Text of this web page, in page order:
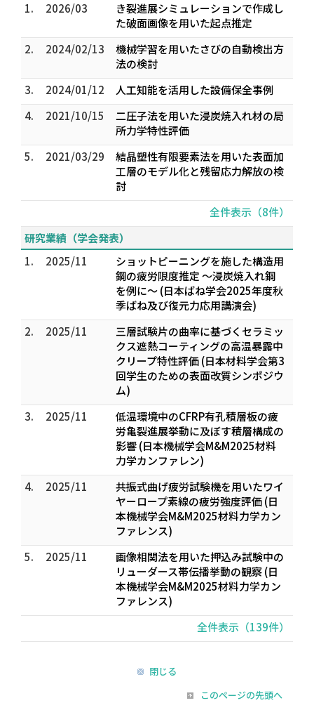
1.
2026/03
き裂進展シミュレーションで作成し
た破面画像を用いた起点推定
2.
2024/02/13
機械学習を用いたさびの自動検出方
法の検討
3.
2024/01/12
人工知能を活用した設備保全事例
4.
2021/10/15
二圧子法を用いた浸炭焼入れ材の局
所力学特性評価
5.
2021/03/29
結晶塑性有限要素法を用いた表面加
工層のモデル化と残留応力解放の検
討
全件表示（8件）
研究業績（学会発表）
1.
2025/11
ショットピーニングを施した構造用
鋼の疲労限度推定 ～浸炭焼入れ鋼
を例に～ (日本ばね学会2025年度秋
季ばね及び復元力応用講演会)
2.
2025/11
三層試験片の曲率に基づくセラミッ
クス遮熱コーティングの高温暴露中
クリープ特性評価 (日本材料学会第3
回学生のための表面改質シンポジウ
ム)
3.
2025/11
低温環境中のCFRP有孔積層板の疲
労亀裂進展挙動に及ぼす積層構成の
影響 (日本機械学会M&M2025材料
力学カンファレン)
4.
2025/11
共振式曲げ疲労試験機を用いたワイ
ヤーロープ素線の疲労強度評価 (日
本機械学会M&M2025材料力学カン
ファレンス)
5.
2025/11
画像相関法を用いた押込み試験中の
リューダース帯伝播挙動の観察 (日
本機械学会M&M2025材料力学カン
ファレンス)
全件表示（139件）
閉じる
このページの先頭へ